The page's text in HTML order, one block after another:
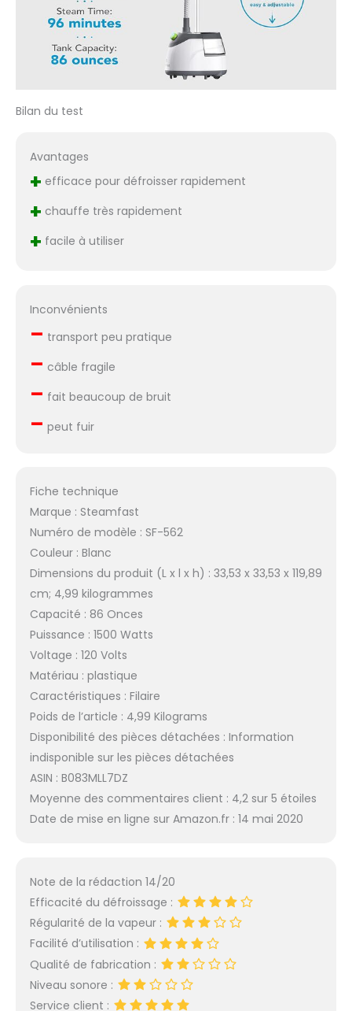
Bilan du test
Avantages
+ efficace pour défroisser rapidement
+ chauffe très rapidement
+ facile à utiliser
Inconvénients
– transport peu pratique
– câble fragile
– fait beaucoup de bruit
– peut fuir
Fiche technique
Marque : Steamfast
Numéro de modèle : SF-562
Couleur : Blanc
Dimensions du produit (L x l x h) : 33,53 x 33,53 x 119,89
cm; 4,99 kilogrammes
Capacité : 86 Onces
Puissance : 1500 Watts
Voltage : 120 Volts
Matériau : plastique
Caractéristiques : Filaire
Poids de l’article : 4,99 Kilograms
Disponibilité des pièces détachées : Information
indisponible sur les pièces détachées
ASIN : B083MLL7DZ
Moyenne des commentaires client : 4,2 sur 5 étoiles
Date de mise en ligne sur Amazon.fr : 14 mai 2020
Note de la rédaction 14/20
Efficacité du défroissage :
Régularité de la vapeur :
Facilité d’utilisation :
Qualité de fabrication :
Niveau sonore :
Service client :